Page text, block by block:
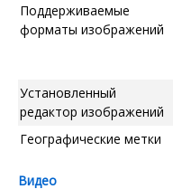
Поддерживаемые
форматы изображений
Установленный
редактор изображений
Географические метки
Видео